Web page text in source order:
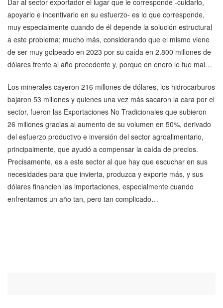
Dar al sector exportador el lugar que le corresponde -cuidarlo,
apoyarlo e incentivarlo en su esfuerzo- es lo que corresponde,
muy especialmente cuando de él depende la solución estructural
a este problema; mucho más, considerando que el mismo viene
de ser muy golpeado en 2023 por su caída en 2.800 millones de
dólares frente al año precedente y, porque en enero le fue mal…
Los minerales cayeron 216 millones de dólares, los hidrocarburos
bajaron 53 millones y quienes una vez más sacaron la cara por el
sector, fueron las Exportaciones No Tradicionales que subieron
26 millones gracias al aumento de su volumen en 50%, derivado
del esfuerzo productivo e inversión del sector agroalimentario,
principalmente, que ayudó a compensar la caída de precios.
Precisamente, es a este sector al que hay que escuchar en sus
necesidades para que invierta, produzca y exporte más, y sus
dólares financien las importaciones, especialmente cuando
enfrentamos un año tan, pero tan complicado…